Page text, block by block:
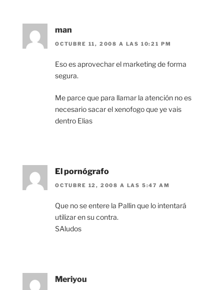
man
OCTUBRE 11, 2008 A LAS 10:21 PM
Eso es aprovechar el marketing de forma
segura.
Me parce que para llamar la atención no es
necesario sacar el xenofogo que ye vais
dentro Elias
El pornógrafo
OCTUBRE 12, 2008 A LAS 5:47 AM
Que no se entere la Pallin que lo intentará
utilizar en su contra.
SAludos
Meriyou